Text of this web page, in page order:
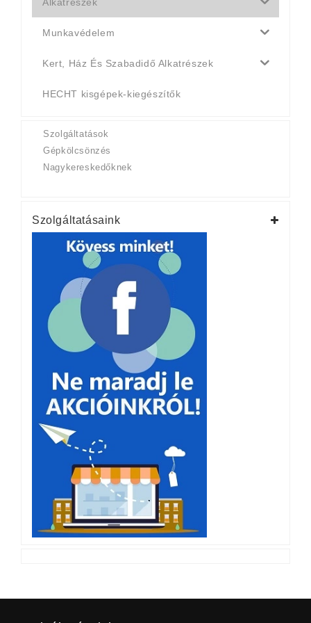
Munkavédelem
Kert, Ház És Szabadidő Alkatrészek
HECHT kisgépek-kiegészítők
Szolgáltatások
Gépkölcsönzés
Nagykereskedőknek
Szolgáltatásaink